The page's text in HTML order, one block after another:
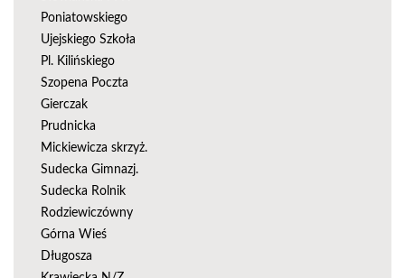
Poniatowskiego
Ujejskiego Szkoła
Pl. Kilińskiego
Szopena Poczta
Gierczak
Prudnicka
Mickiewicza skrzyż.
Sudecka Gimnazj.
Sudecka Rolnik
Rodziewiczówny
Górna Wieś
Długosza